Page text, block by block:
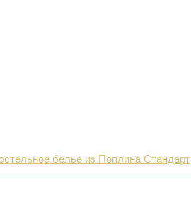
белье из Поплина Стандарт